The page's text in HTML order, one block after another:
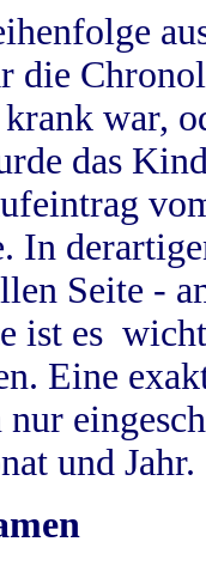
die
war,
das
In
Seite -
ist es
Eine
nur
und Jahr.